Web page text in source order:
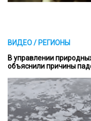
ВИДЕО / РЕГИОНЫ
В управлении
объяснили причины